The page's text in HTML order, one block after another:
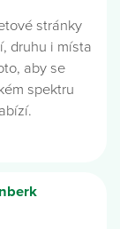
stránky
druhu i místa
aby se
spektru